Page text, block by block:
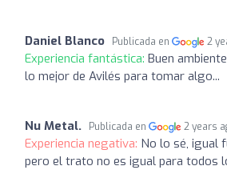
Daniel Blanco Publicada en 2
Experiencia fantástica: Buen
lo mejor de Avilés para tomar algo...
Nu Metal. Publicada en 2 years
Experiencia negativa: No lo sé, igual
pero el trato no es igual para todos